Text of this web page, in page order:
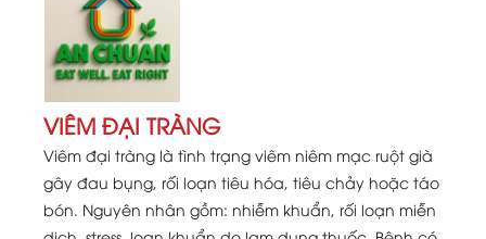
VIÊM ĐẠI TRÀNG
Viêm đại tràng là tình trạng viêm niêm mạc ruột già
gây đau bụng, rối loạn tiêu hóa, tiêu chảy hoặc táo
bón. Nguyên nhân gồm: nhiễm khuẩn, rối loạn miễn